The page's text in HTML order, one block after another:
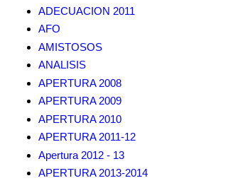
ADECUACION 2011
AFO
AMISTOSOS
ANALISIS
APERTURA 2008
APERTURA 2009
APERTURA 2010
APERTURA 2011-12
Apertura 2012 - 13
APERTURA 2013-2014